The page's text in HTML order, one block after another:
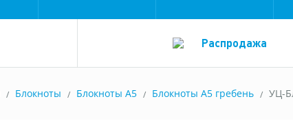
Распродажа
Блокноты Блокноты A5 Блокноты А5 гребень УЦ-